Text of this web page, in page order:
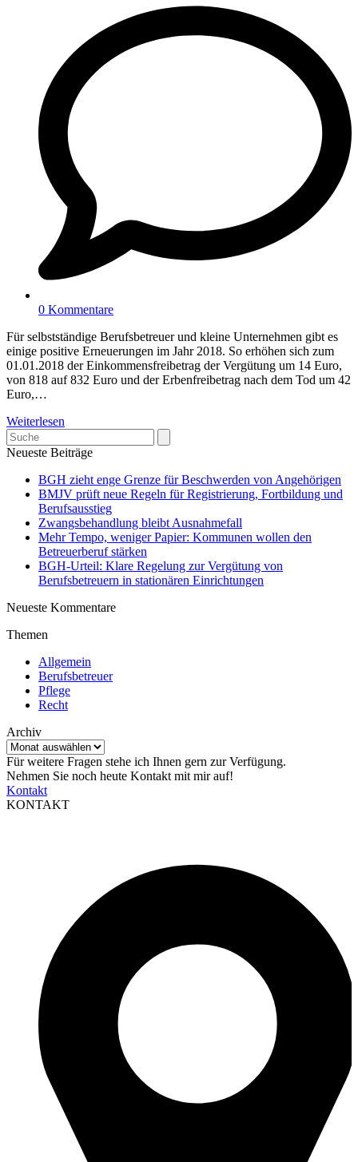
0 Kommentare
Für selbstständige Berufsbetreuer und kleine Unternehmen gibt es
einige positive Erneuerungen im Jahr 2018. So erhöhen sich zum
01.01.2018 der Einkommensfreibetrag der Vergütung um 14 Euro,
von 818 auf 832 Euro und der Erbenfreibetrag nach dem Tod um 42
Euro,…
Weiterlesen
Search
Neueste Beiträge
BGH zieht enge Grenze für Beschwerden von Angehörigen
BMJV prüft neue Regeln für Registrierung, Fortbildung und
Berufsausstieg
Zwangsbehandlung bleibt Ausnahmefall
Mehr Tempo, weniger Papier: Kommunen wollen den
Betreuerberuf stärken
BGH-Urteil: Klare Regelung zur Vergütung von
Berufsbetreuern in stationären Einrichtungen
Neueste Kommentare
Themen
Allgemein
Berufsbetreuer
Pflege
Recht
Archiv
Archiv
Für weitere Fragen stehe ich Ihnen gern zur Verfügung.
Nehmen Sie noch heute Kontakt mit mir auf!
Kontakt
KONTAKT